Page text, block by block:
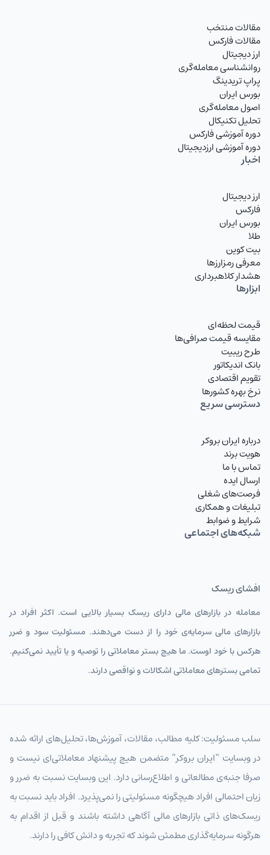
مقالات منتخب
مقالات فارکس
ارز دیجیتال
روانشناسی معامله‌گری
پراپ تریدینگ
بورس ایران
اصول معامله‌گری
تحلیل تکنیکال
دوره آموزشی فارکس
دوره آموزشی ارزدیجیتال
اخبار
ارز دیجیتال
فارکس
بورس ایران
طلا
بیت کوین
معرفی رمزارزها
هشدار کلاهبرداری
ابزارها
قیمت لحظه‌ای
مقایسه قیمت صرافی‌ها
طرح ریبیت
بانک اندیکاتور
تقویم اقتصادی
نرخ بهره کشورها
دسترسی سریع
درباره ایران بروکر
هویت برند
تماس با ما
ارسال ایده
فرصت‌های شغلی
تبلیغات و همکاری
شرایط و ضوابط
شبکه‌های اجتماعی
افشای ریسک
معامله در بازارهای مالی دارای ریسک بسیار بالایی است. اکثر افراد در
بازارهای مالی سرمایه‌ی خود را از دست می‌دهند. مسئولیت سود و ضرر
هرکس با خود اوست. ما هیچ بستر معاملاتی را توصیه و یا تأیید نمی‌کنیم.
تمامی بسترهای معاملاتی اشکالات و نواقصی دارند.
سلب مسئولیت: کلیه مطالب، مقالات، آموزش‌ها، تحلیل‌های ارائه شده
در وبسایت “ایران بروکر” متضمن هیچ پیشنهاد معاملاتی‌ای نیست و
صرفا جنبه‌ی مطالعاتی و اطلاع‌رسانی دارد. این وبسایت نسبت به ضرر و
زیان احتمالی افراد هیچگونه مسئولیتی را نمی‌پذیرد. افراد باید نسبت به
ریسک‌های ذاتی بازارهای مالی آگاهی داشته باشند و قبل از اقدام به
هرگونه سرمایه‌گذاری مطمئن شوند که تجربه و دانش کافی را دارند.